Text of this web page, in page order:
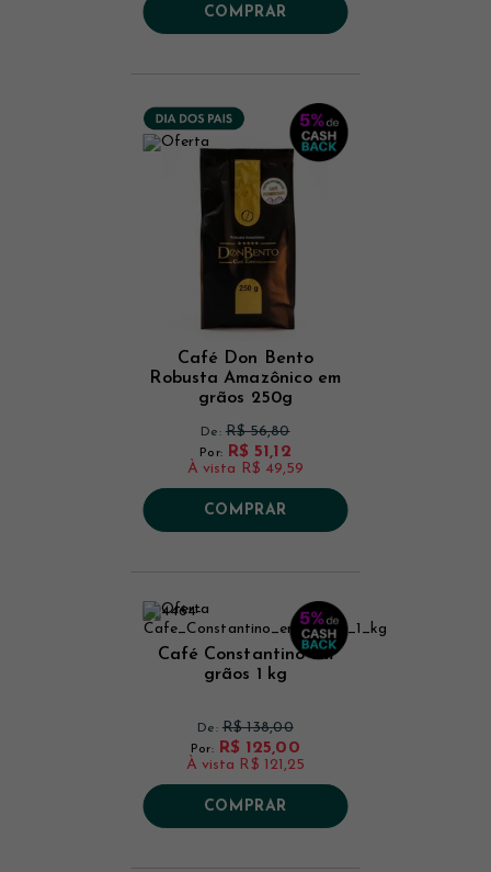
COMPRAR
Café Don Bento
Robusta Amazônico em
grãos 250g
De: R$ 56,80
Por: R$ 51,12
À vista R$ 49,59
COMPRAR
Café Constantino em
grãos 1 kg
De: R$ 138,00
Por: R$ 125,00
À vista R$ 121,25
COMPRAR